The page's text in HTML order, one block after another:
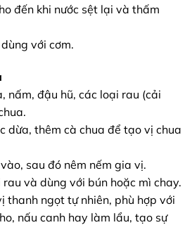
đến khi nước sệt lại và thấm
với cơm.
nấm, đậu hũ, các loại rau (cải
dừa, thêm cà chua để tạo vị chua
sau đó nêm nếm gia vị.
và dùng với bún hoặc mì chay.
thanh ngọt tự nhiên, phù hợp với
nấu canh hay làm lẩu, tạo sự